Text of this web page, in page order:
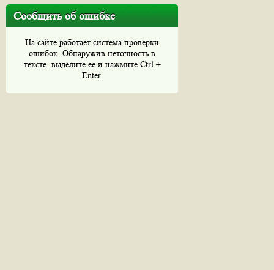
Сообщить об ошибке
На сайте работает система проверки
ошибок. Обнаружив неточность в
тексте, выделите ее и нажмите Ctrl +
Enter.